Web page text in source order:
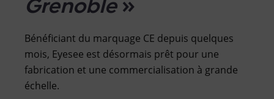
Bénéficiant du marquage CE depuis quelques
mois, Eyesee est désormais prêt pour une
fabrication et une commercialisation à grande
échelle.